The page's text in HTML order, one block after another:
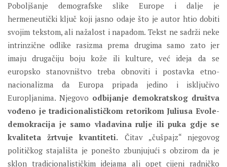
Poboljšanje demografske slike Europe i dalje je
hermeneutički ključ koji jasno odaje što je autor htio dobiti
svojim tekstom, ali nažalost i napadom. Tekst ne sadrži neke
intrinzične odlike rasizma prema drugima samo zato jer
imaju drugačiju boju kože ili kulture, već ideja da se
europsko stanovništvo treba obnoviti i postavka etno-
nacionalizma da Europa pripada jedino i isključivo
Europljanima. Njegovo odbijanje demokratskog društva
vođeno je tradicionalističkom retorikom Juliusa Evole-
demokracija je samo vladavina rulje ili puka gdje se
kvaliteta žrtvuje kvantiteti. Čitav „čušpajz“ njegovog
političkog stajališta je ponešto zbunjujući s obzirom da je
sklon tradicionalističkim idejama ali opet cijeni radničko